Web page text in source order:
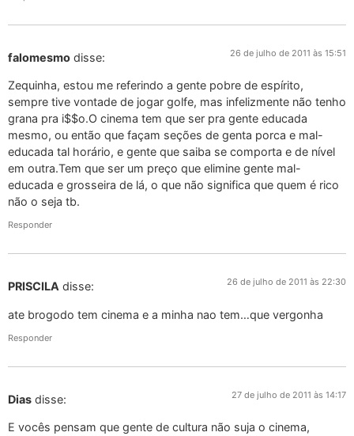
falomesmo disse: 26 de julho de 2011 às 15:51
Zequinha, estou me referindo a gente pobre de espírito,
sempre tive vontade de jogar golfe, mas infelizmente não tenho
grana pra i$$o.O cinema tem que ser pra gente educada
mesmo, ou então que façam seções de genta porca e mal-
educada tal horário, e gente que saiba se comporta e de nível
em outra.Tem que ser um preço que elimine gente mal-
educada e grosseira de lá, o que não significa que quem é rico
não o seja tb.
Responder
PRISCILA disse: 26 de julho de 2011 às 22:30
ate brogodo tem cinema e a minha nao tem…que vergonha
Responder
Dias disse: 27 de julho de 2011 às 14:17
E vocês pensam que gente de cultura não suja o cinema,